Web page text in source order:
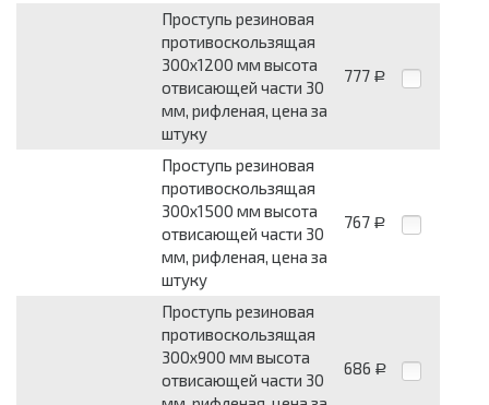
Проступь резиновая
противоскользящая
300x1200 мм высота
отвисающей части 30
мм, рифленая, цена за
штуку
777 Р
Проступь резиновая
противоскользящая
300x1500 мм высота
отвисающей части 30
мм, рифленая, цена за
штуку
767 Р
Проступь резиновая
противоскользящая
300x900 мм высота
отвисающей части 30
686 Р